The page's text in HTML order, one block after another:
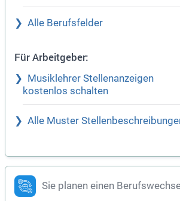
Alle Berufsfelder
Für Arbeitgeber:
Musiklehrer Stellenanzeigen
kostenlos schalten
Alle Muster
Sie planen einen